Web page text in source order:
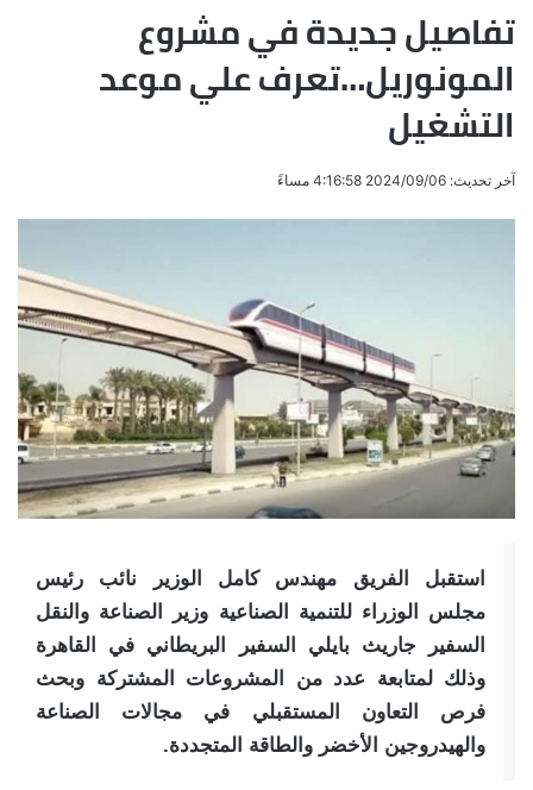
تفاصيل جديدة في مشروع
المونوريل…تعرف علي موعد
التشغيل
آخر تحديث: 2024/09/06 4:16:58 مساءً
استقبل الفريق مهندس كامل الوزير نائب رئيس
مجلس الوزراء للتنمية الصناعية وزير الصناعة والنقل
السفير جاريث بايلي السفير البريطاني في القاهرة
وذلك لمتابعة عدد من المشروعات المشتركة وبحث
فرص التعاون المستقبلي في مجالات الصناعة
والهيدروجين الأخضر والطاقة المتجددة.